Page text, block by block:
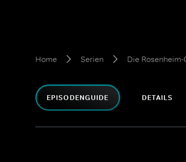
Home Serien Die Rosenheim-
EPISODENGUIDE DETAILS